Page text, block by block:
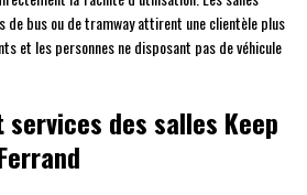
de bus ou de tramway attirent une clientèle plus
et les personnes ne disposant pas de véhicule
services des salles Keep